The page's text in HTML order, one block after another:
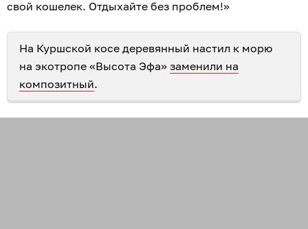
свой кошелек. Отдыхайте без проблем!»
На Куршской косе деревянный настил к морю
на экотропе «Высота Эфа» заменили на
композитный.